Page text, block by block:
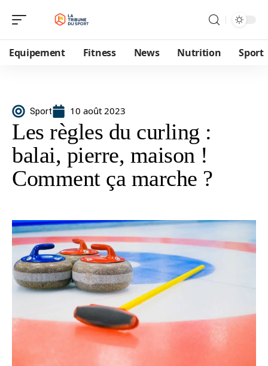
Equipement Fitness News Nutrition Sport
Sport 10 août 2023
Les règles du curling :
balai, pierre, maison !
Comment ça marche ?